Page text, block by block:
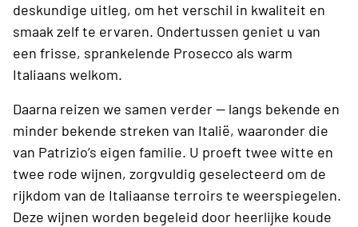
deskundige uitleg, om het verschil in kwaliteit en
smaak zelf te ervaren. Ondertussen geniet u van
een frisse, sprankelende Prosecco als warm
Italiaans welkom.
Daarna reizen we samen verder — langs bekende en
minder bekende streken van Italië, waaronder die
van Patrizio’s eigen familie. U proeft twee witte en
twee rode wijnen, zorgvuldig geselecteerd om de
rijkdom van de Italiaanse terroirs te weerspiegelen.
Deze wijnen worden begeleid door heerlijke koude